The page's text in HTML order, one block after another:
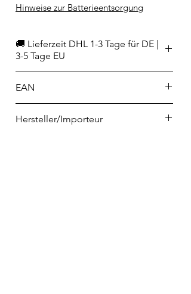
Hinweise zur Batterieentsorgung
🚚 Lieferzeit DHL 1-3 Tage für DE |
3-5 Tage EU
EAN
Hersteller/Importeur